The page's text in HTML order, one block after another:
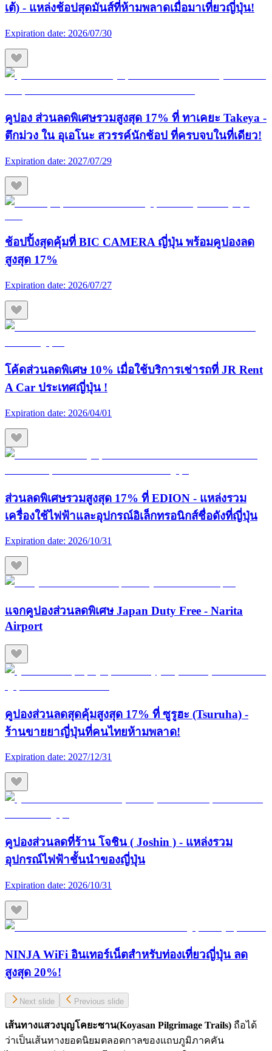
เต้) - แหล่งช้อปสุดมันส์ที่ห้ามพลาดเมื่อมาเที่ยวญี่ปุ่น!
Expiration date: 2026/07/30
คูปอง ส่วนลดพิเศษรวมสูงสุด 17% ที่ ทาเคยะ Takeya -
ตึกม่วง ใน อุเอโนะ สวรรค์นักช้อป ที่ครบจบในที่เดียว!
Expiration date: 2027/07/29
ช้อปปิ้งสุดคุ้มที่ BIC CAMERA ญี่ปุ่น พร้อมคูปองลด
สูงสุด 17%
Expiration date: 2026/07/27
โค้ดส่วนลดพิเศษ 10% เมื่อใช้บริการเช่ารถที่ JR Rent
A Car ประเทศญี่ปุ่น !
Expiration date: 2026/04/01
ส่วนลดพิเศษรวมสูงสุด 17% ที่ EDION - แหล่งรวม
เครื่องใช้ไฟฟ้าและอุปกรณ์อิเล็กทรอนิกส์ชื่อดังที่ญี่ปุ่น
Expiration date: 2026/10/31
แจกคูปองส่วนลดพิเศษ Japan Duty Free - Narita
Airport
คูปองส่วนลดสุดคุ้มสูงสุด 17% ที่ ซูรูฮะ (Tsuruha) -
ร้านขายยาญี่ปุ่นที่คนไทยห้ามพลาด!
Expiration date: 2027/12/31
คูปองส่วนลดที่ร้าน โจชิน ( Joshin ) - แหล่งรวม
อุปกรณ์ไฟฟ้าชั้นนำของญี่ปุ่น
Expiration date: 2026/10/31
NINJA WiFi อินเทอร์เน็ตสำหรับท่องเที่ยวญี่ปุ่น ลด
สูงสุด 20%!
Next slide Previous slide
เส้นทางแสวงบุญโคยะซาน(Koyasan Pilgrimage Trails) ถือได้
ว่าเป็นเส้นทางยอดนิยมตลอดกาลของแถบภูมิภาคคัน